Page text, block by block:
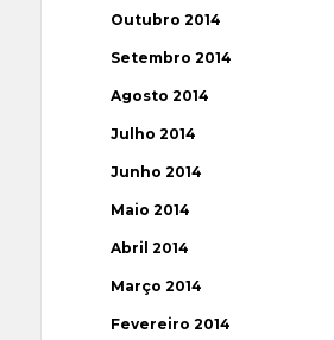
Outubro 2014
Setembro 2014
Agosto 2014
Julho 2014
Junho 2014
Maio 2014
Abril 2014
Março 2014
Fevereiro 2014